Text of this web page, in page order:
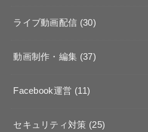
ライブ動画配信 (30)
動画制作・編集 (37)
Facebook運営 (11)
セキュリティ対策 (25)